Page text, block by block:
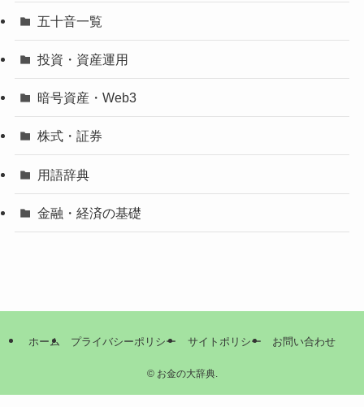
五十音一覧
投資・資産運用
暗号資産・Web3
株式・証券
用語辞典
金融・経済の基礎
ホーム プライバシーポリシー サイトポリシー お問い合わせ
©お金の大辞典.